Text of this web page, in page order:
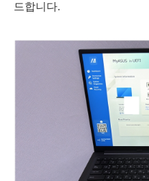
드합니다.